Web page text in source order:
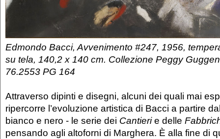
Edmondo Bacci, Avvenimento #247, 1956,
su tela, 140,2 x 140 cm. Collezione Peggy
76.2553 PG 164
Attraverso dipinti e disegni, alcuni dei quali mai
ripercorre l’evoluzione artistica di Bacci a partire
bianco e nero - le serie dei Cantierie delle
pensando agli altoforni di Marghera. È alla fine di